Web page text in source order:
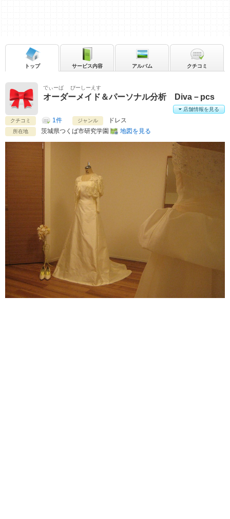
でぃーば ぴーしーえす
オーダーメイド＆パーソナル分析 Diva－pcs
クチコミ 1件 ジャンル ドレス
所在地 茨城県つくば市研究学園 地図を見る
店舗情報を見る
トップ サービス内容 アルバム クチコミ